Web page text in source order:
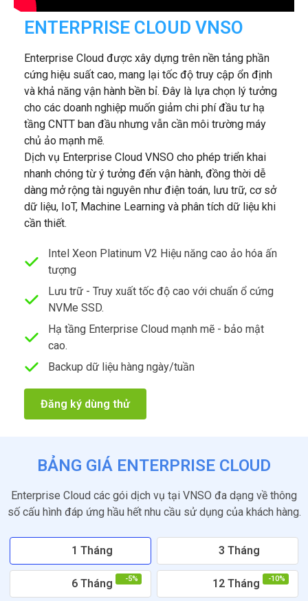
ENTERPRISE CLOUD VNSO
Enterprise Cloud được xây dựng trên nền tảng phần
cứng hiệu suất cao, mang lại tốc độ truy cập ổn định
và khả năng vận hành bền bỉ. Đây là lựa chọn lý tưởng
cho các doanh nghiệp muốn giảm chi phí đầu tư hạ
tầng CNTT ban đầu nhưng vẫn cần môi trường máy
chủ ảo mạnh mẽ.
Dịch vụ Enterprise Cloud VNSO cho phép triển khai
nhanh chóng từ ý tưởng đến vận hành, đồng thời dễ
dàng mở rộng tài nguyên như điện toán, lưu trữ, cơ sở
dữ liệu, IoT, Machine Learning và phân tích dữ liệu khi
cần thiết.
Intel Xeon Platinum V2 Hiệu năng cao ảo hóa ấn
tượng
Lưu trữ - Truy xuất tốc độ cao với chuẩn ổ cứng
NVMe SSD.
Hạ tầng Enterprise Cloud mạnh mẽ - bảo mật
cao.
Backup dữ liệu hàng ngày/tuần
Đăng ký dùng thử
BẢNG GIÁ ENTERPRISE CLOUD
Enterprise Cloud các gói dịch vụ tại VNSO đa dạng về thông
số cấu hình đáp ứng hầu hết nhu cầu sử dụng của khách hàng.
1 Tháng 3 Tháng
6 Tháng -5% 12 Tháng -10%